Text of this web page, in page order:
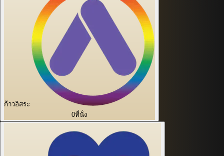
ก้าวอิสระ
0ที่นั่ง